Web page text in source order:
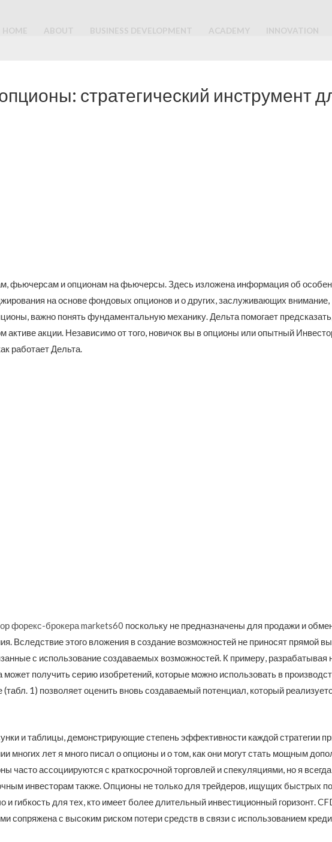
HOME ABOUT BUSINESS DEVELOPMENT ACADEMY INNOVATION
стратегический инструмент
фьючерсам и опционам на фьючерсы. Здесь изложена информация об
на основе фондовых опционов и о других, заслуживающих внимание,
важно понять фундаментальную механику. Дельта помогает
активе акции. Независимо от того, новичок вы в опционы или опытный
работает Дельта.
форекс-брокера markets60 поскольку не предназначены для продажи и
Вследствие этого вложения в создание возможностей не приносят прямой
с использование создаваемых возможностей. К примеру, разрабатывая
получить серию изобретений, которые можно использовать в
1) позволяет оценить вновь создаваемый потенциал, который
и таблицы, демонстрирующие степень эффективности каждой стратегии
многих лет я много писал о опционы и о том, как они могут стать мощным
часто ассоциируются с краткосрочной торговлей и спекуляциями, но я всегда
инвесторам также. Опционы не только для трейдеров, ищущих быстрых
и гибкость для тех, кто имеет более длительный инвестиционный горизонт.
сопряжена с высоким риском потери средств в связи с использованием